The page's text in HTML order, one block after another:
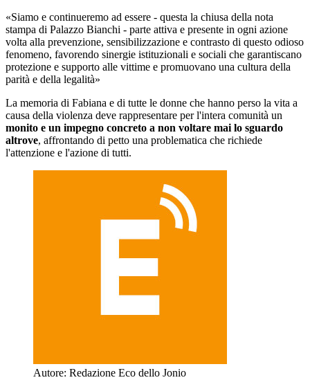
«Siamo e continueremo ad essere - questa la chiusa della nota
stampa di Palazzo Bianchi - parte attiva e presente in ogni azione
volta alla prevenzione, sensibilizzazione e contrasto di questo odioso
fenomeno, favorendo sinergie istituzionali e sociali che garantiscano
protezione e supporto alle vittime e promuovano una cultura della
parità e della legalità»
La memoria di Fabiana e di tutte le donne che hanno perso la vita a
causa della violenza deve rappresentare per l'intera comunità un
monito e un impegno concreto a non voltare mai lo sguardo
altrove, affrontando di petto una problematica che richiede
l'attenzione e l'azione di tutti.
Autore: Redazione Eco dello Jonio